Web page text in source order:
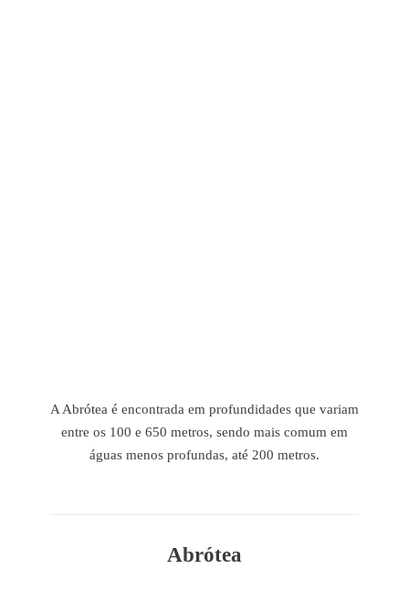
A Abrótea é encontrada em profundidades que variam
entre os 100 e 650 metros, sendo mais comum em
águas menos profundas, até 200 metros.
Abrótea